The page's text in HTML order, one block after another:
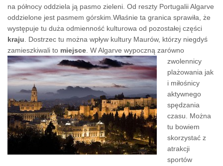
na północy oddziela ją pasmo zieleni. Od reszty Portugalii Algarve
oddzielone jest pasmem górskim.Właśnie ta granica sprawiła, że
występuje tu duża odmienność kulturowa od pozostałej części
kraju . Dostrzec tu można wpływ kultury Maurów, którzy niegdyś
zamieszkiwali to miejsce W Algarve wypoczną zarówno
zwolennicy
plażowania jak
i miłośnicy
aktywnego
spędzania
czasu. Można
tu bowiem
skorzystać z
atrakcji
sportów